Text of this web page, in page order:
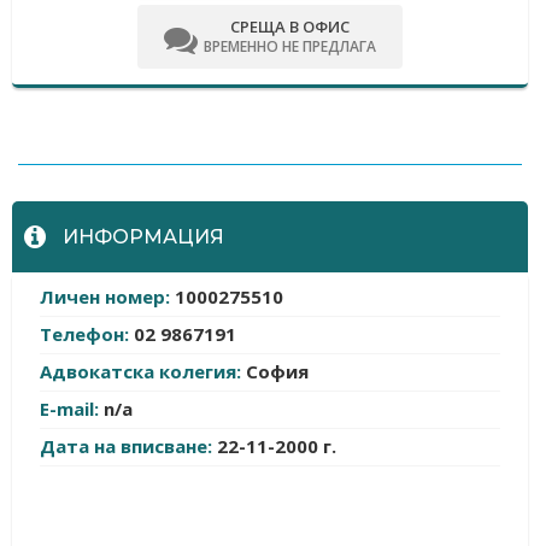
СРЕЩА В ОФИС
ВРЕМЕННО НЕ ПРЕДЛАГА
ИНФОРМАЦИЯ
Личен номер: 1000275510
Телефон: 02 9867191
Адвокатска колегия: София
E-mail: n/a
Дата на вписване: 22-11-2000 г.